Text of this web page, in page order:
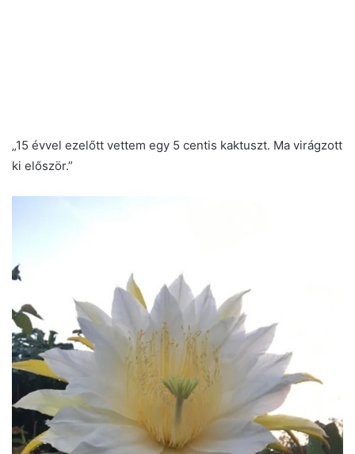
„15 évvel ezelőtt vettem egy 5 centis kaktuszt. Ma virágzott
ki először.”